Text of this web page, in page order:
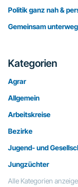
Politik ganz nah &
Gemeinsam
Kategorien
Agrar
Allgemein
Arbeitskreise
Bezirke
Jugend- und
Jungzüchter
Alle Kategorien